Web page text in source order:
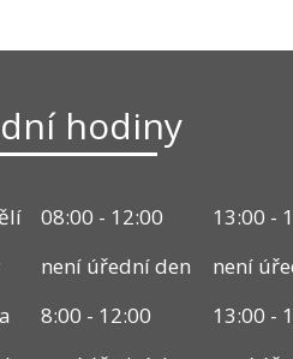
hodiny
08:00 - 12:00
13:00 -
není úřední den
není
8:00 - 12:00
13:00 -